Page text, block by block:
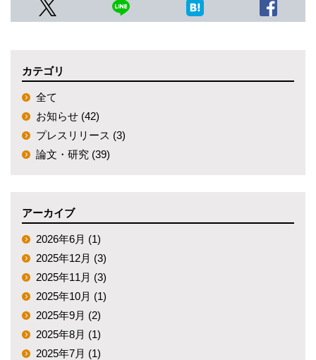
カテゴリ
全て
お知らせ (42)
プレスリリース (3)
論文・研究 (39)
アーカイブ
2026年6月 (1)
2025年12月 (3)
2025年11月 (3)
2025年10月 (1)
2025年9月 (2)
2025年8月 (1)
2025年7月 (1)